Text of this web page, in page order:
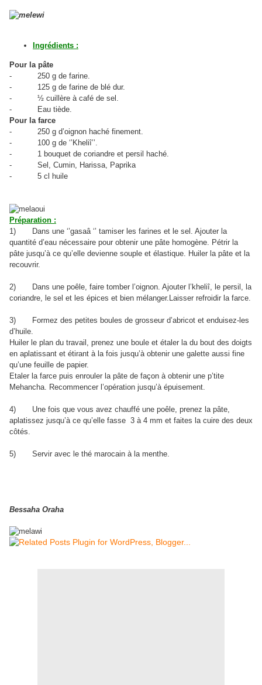
Ingrédients :
Pour la pâte
-
250 g de farine.
-
125 g de farine de blé dur.
-
½ cuillère à café de sel.
-
Eau tiède.
Pour la farce
-
250 g d’oignon haché finement.
-
100 g de ‘’Kheliî’’.
-
1 bouquet de coriandre et persil haché.
-
Sel, Cumin, Harissa, Paprika
-
5 cl huile
Préparation :
1)
Dans une ‘’gasaâ ‘’ tamiser les farines et le sel. Ajouter la
quantité d’eau nécessaire pour obtenir une pâte homogène. Pétrir la
pâte jusqu’à ce qu’elle devienne souple et élastique. Huiler la pâte et la
recouvrir.
2)
Dans une poêle, faire tomber l’oignon. Ajouter l’kheliî, le persil, la
coriandre, le sel et les épices et bien mélanger.Laisser refroidir la farce.
3)
Formez des petites boules de grosseur d’abricot et enduisez-les
d’huile.
Huiler le plan du travail, prenez une boule et étaler la du bout des doigts
en aplatissant et étirant à la fois jusqu’à obtenir une galette aussi fine
qu’une feuille de papier.
Etaler la farce puis enrouler la pâte de façon à obtenir une p’tite
Mehancha. Recommencer l’opération jusqu’à épuisement.
4)
Une fois que vous avez chauffé une poêle, prenez la pâte,
aplatissez jusqu’à ce qu’elle fasse 3 à 4 mm et faites la cuire des deux
côtés.
5) Servir avec le thé marocain à la menthe.
Bessaha Oraha